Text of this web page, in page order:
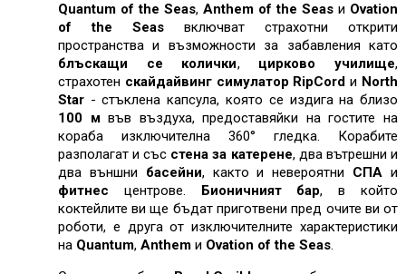
Quantum of the Seas, Anthem of the Seas и Ovation
of the Seas включват страхотни открити
пространства и възможности за забавления като
блъскащи се колички, цирково училище,
страхотен скайдайвинг симулатор RipCord и North
Star- стъклена капсула, която се издига на близо
100 мвъв въздуха, предоставяйки на гостите на
кораба изключителна 360° гледка. Корабите
разполагат и със стена за катерене, два вътрешни и
два външни басейни, както и невероятни СПА и
фитнес центрове. Бионичният бар, в който
коктейлите ви ще бъдат приготвени пред очите ви от
роботи, е друга от изключителните характеристики
на Quantum, Anthem и Ovation of the Seas.